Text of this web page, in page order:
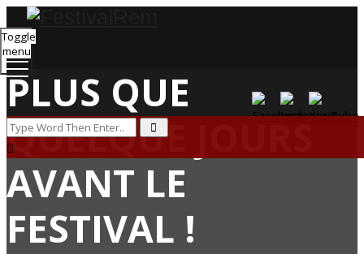
Toggle
menu
PLUS QUE
QUELQUE JOURS
AVANT LE
FESTIVAL !